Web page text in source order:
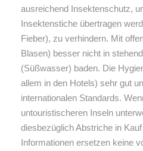
ausreichend Insektenschutz,
Insektenstiche übertragen
Fieber), zu verhindern. Mit
Blasen) besser nicht in
(Süßwasser) baden. Die
allem in den Hotels) sehr gut
internationalen Standards.
untouristischeren Inseln
diesbezüglich Abstriche in
Informationen ersetzen keine